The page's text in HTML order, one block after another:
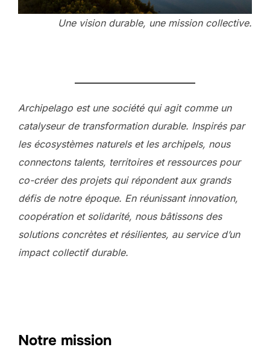
Une vision durable, une mission collective.
Archipelago est une société qui agit comme un
catalyseur de transformation durable. Inspirés par
les écosystèmes naturels et les archipels, nous
connectons talents, territoires et ressources pour
co-créer des projets qui répondent aux grands
défis de notre époque. En réunissant innovation,
coopération et solidarité, nous bâtissons des
solutions concrètes et résilientes, au service d’un
impact collectif durable.
Notre mission